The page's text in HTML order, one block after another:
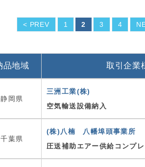
< PREV 1 2 3 4
品地域 取引企業
静岡県
三洲工業(株)
空気輸送設備納入
千葉県
(株)八楠 八幡埠頭事業所
圧送補助エアー供給コンプ